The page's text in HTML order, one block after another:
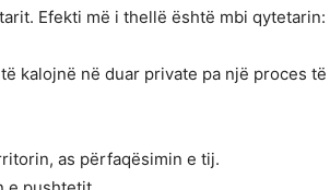
Efekti më i thellë është mbi qytetarin:
kalojnë në duar private pa një proces
as përfaqësimin e tij.